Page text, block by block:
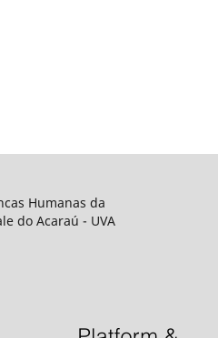
Humanas da
do Acaraú - UVA